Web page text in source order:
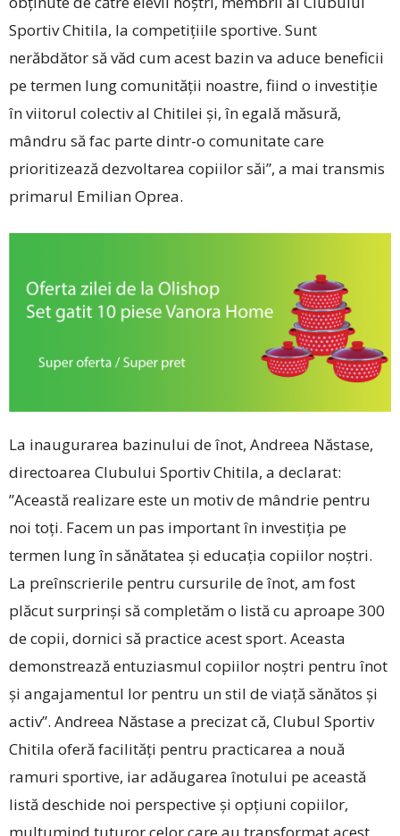
Sportiv Chitila, la competițiile sportive. Sunt
nerăbdător să văd cum acest bazin va aduce beneficii
pe termen lung comunității noastre, fiind o investiție
în viitorul colectiv al Chitilei și, în egală măsură,
mândru să fac parte dintr-o comunitate care
prioritizează dezvoltarea copiilor săi”, a mai transmis
primarul Emilian Oprea.
La inaugurarea bazinului de înot, Andreea Năstase,
directoarea Clubului Sportiv Chitila, a declarat:
”Această realizare este un motiv de mândrie pentru
noi toți. Facem un pas important în investiția pe
termen lung în sănătatea și educația copiilor noștri.
La preînscrierile pentru cursurile de înot, am fost
plăcut surprinși să completăm o listă cu aproape 300
de copii, dornici să practice acest sport. Aceasta
demonstrează entuziasmul copiilor noștri pentru înot
și angajamentul lor pentru un stil de viață sănătos și
activ”. Andreea Năstase a precizat că, Clubul Sportiv
Chitila oferă facilități pentru practicarea a nouă
ramuri sportive, iar adăugarea înotului pe această
listă deschide noi perspective și opțiuni copiilor,